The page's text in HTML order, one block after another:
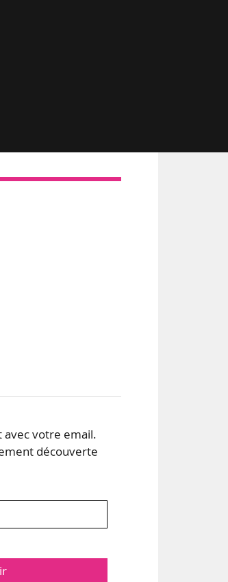
votre email.
découverte